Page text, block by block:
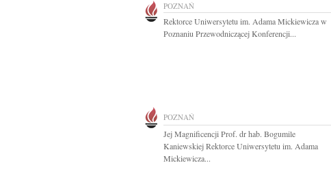
POZNAŃ
Rektorce Uniwersytetu im. Adama Mickiewicza w
Poznaniu Przewodniczącej Konferencji...
POZNAŃ
Jej Magnificencji Prof. dr hab. Bogumile
Kaniewskiej Rektorce Uniwersytetu im. Adama
Mickiewicza...